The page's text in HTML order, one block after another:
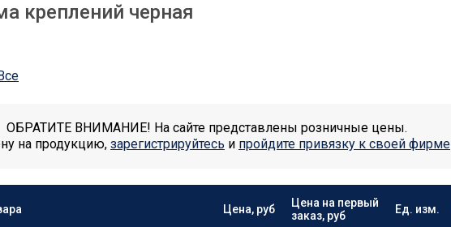
креплений черная
ОБРАТИТЕ ВНИМАНИЕ! На сайте представлены розничные цены.
на продукцию, зарегистрируйтесь и пройдите привязку к своей фирме
Цена, руб
Цена на первый
заказ, руб
Ед. изм.